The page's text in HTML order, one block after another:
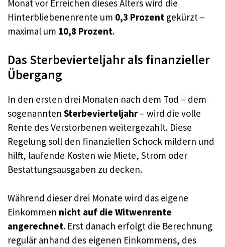
Monat vor Erreichen dieses Alters wird die
Hinterbliebenenrente um 0,3 Prozent gekürzt –
maximal um 10,8 Prozent.
Das Sterbevierteljahr als finanzieller
Übergang
In den ersten drei Monaten nach dem Tod – dem
sogenannten Sterbevierteljahr– wird die volle
Rente des Verstorbenen weitergezahlt. Diese
Regelung soll den finanziellen Schock mildern und
hilft, laufende Kosten wie Miete, Strom oder
Bestattungsausgaben zu decken.
Während dieser drei Monate wird das eigene
Einkommen nicht auf die Witwenrente
angerechnet. Erst danach erfolgt die Berechnung
regulär anhand des eigenen Einkommens, des